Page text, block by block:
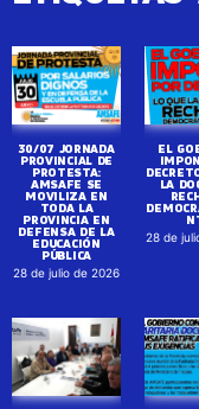
30/07 JORNADA
PROVINCIAL DE
PROTESTA:
AMSAFE SE
MOVILIZA EN
TODA LA
PROVINCIA EN
DEFENSA DE LA
EDUCACIÓN
PÚBLICA
28 de julio de 2026
EL
LA
28 de